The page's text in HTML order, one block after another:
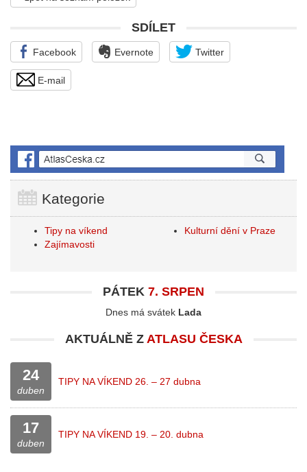
SDÍLET
Facebook Evernote Twitter
E-mail
Kategorie
Tipy na víkend
Zajímavosti
Kulturní dění v Praze
PÁTEK 7. SRPEN
Dnes má svátek Lada
AKTUÁLNĚ Z ATLASU ČESKA
24
duben
TIPY NA VÍKEND 26. – 27 dubna
17
duben
TIPY NA VÍKEND 19. – 20. dubna